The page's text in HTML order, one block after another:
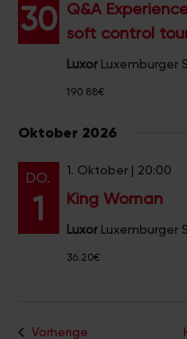
30 Q&A
soft control
Luxor Luxemburger
190.88€
Oktober 2026
DO.
1 King Woman
1. Oktober | 20:00
Luxor Luxemburger
36.20€
VorherigeVeranstaltungen